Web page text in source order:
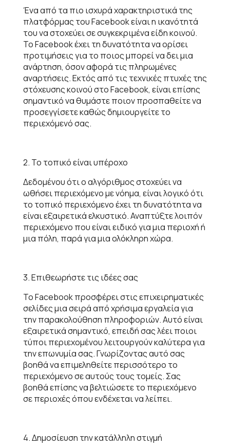
Ένα από τα πιο ισχυρά χαρακτηριστικά της
πλατφόρμας του Facebook είναι η ικανότητά
του να στοχεύει σε συγκεκριμένα είδη κοινού.
Το Facebook έχει τη δυνατότητα να ορίσει
προτιμήσεις για το ποιος μπορεί να δει μια
ανάρτηση, όσον αφορά τις πληρωμένες
αναρτήσεις. Εκτός από τις τεχνικές πτυχές της
στόχευσης κοινού στο Facebook, είναι επίσης
σημαντικό να θυμάστε ποιον προσπαθείτε να
προσεγγίσετε καθώς δημιουργείτε το
περιεχόμενό σας.
2. Το τοπικό είναι υπέροχο
Δεδομένου ότι ο αλγόριθμος στοχεύει να
ωθήσει περιεχόμενο με νόημα, είναι λογικό ότι
το τοπικό περιεχόμενο έχει τη δυνατότητα να
είναι εξαιρετικά ελκυστικό. Αναπτύξτε λοιπόν
περιεχόμενο που είναι ειδικό για μια περιοχή ή
μια πόλη, παρά για μια ολόκληρη χώρα.
3. Επιθεωρήστε τις ιδέες σας
Το Facebook προσφέρει στις επιχειρηματικές
σελίδες μια σειρά από χρήσιμα εργαλεία για
την παρακολούθηση πληροφοριών. Αυτό είναι
εξαιρετικά σημαντικό, επειδή σας λέει ποιοι
τύποι περιεχομένου λειτουργούν καλύτερα για
την επωνυμία σας. Γνωρίζοντας αυτό σας
βοηθά να επιμεληθείτε περισσότερο το
περιεχόμενο σε αυτούς τους τομείς. Σας
βοηθά επίσης να βελτιώσετε το περιεχόμενο
σε περιοχές όπου ενδέχεται να λείπει.
4. Δημοσίευση την κατάλληλη στιγμή